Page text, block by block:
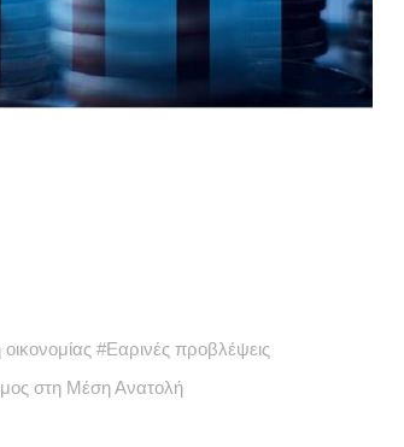
#Εαρινές προβλέψεις
στη Μέση Ανατολή